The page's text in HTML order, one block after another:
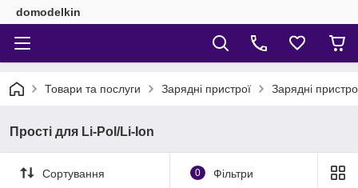
domodelkin
Товари та послуги Зарядні пристрої Зарядні
Прості для Li-Pol/Li-Ion
Сортування 0 Фільтри